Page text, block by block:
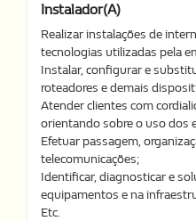
Instalador(a)
Realizar instalações de
tecnologias utilizadas pela
Instalar, configurar e
roteadores e demais
Atender clientes com
orientando sobre o uso dos
Efetuar passagem,
telecomunicações;
Identificar, diagnosticar e
equipamentos e na
Etc.